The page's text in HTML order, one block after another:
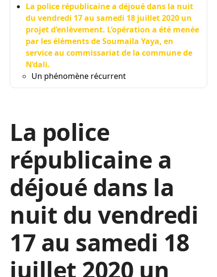
La police républicaine a déjoué dans la nuit
du vendredi 17 au samedi 18 juillet 2020 un
projet d’enlèvement. L’opération a été menée
par les éléments de Soumaila Yaya, en
service au commissariat de la commune de
N’dali.
Un phénomène récurrent
La police
républicaine a
déjoué dans la
nuit du vendredi
17 au samedi 18
juillet 2020 un